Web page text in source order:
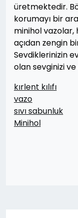
üretmektedir.
korumayı bir
minihol
açıdan zengin
Sevdiklerinizin
olan sevginizi
kırlent kılıfı
vazo
sıvı sabunluk
Minihol